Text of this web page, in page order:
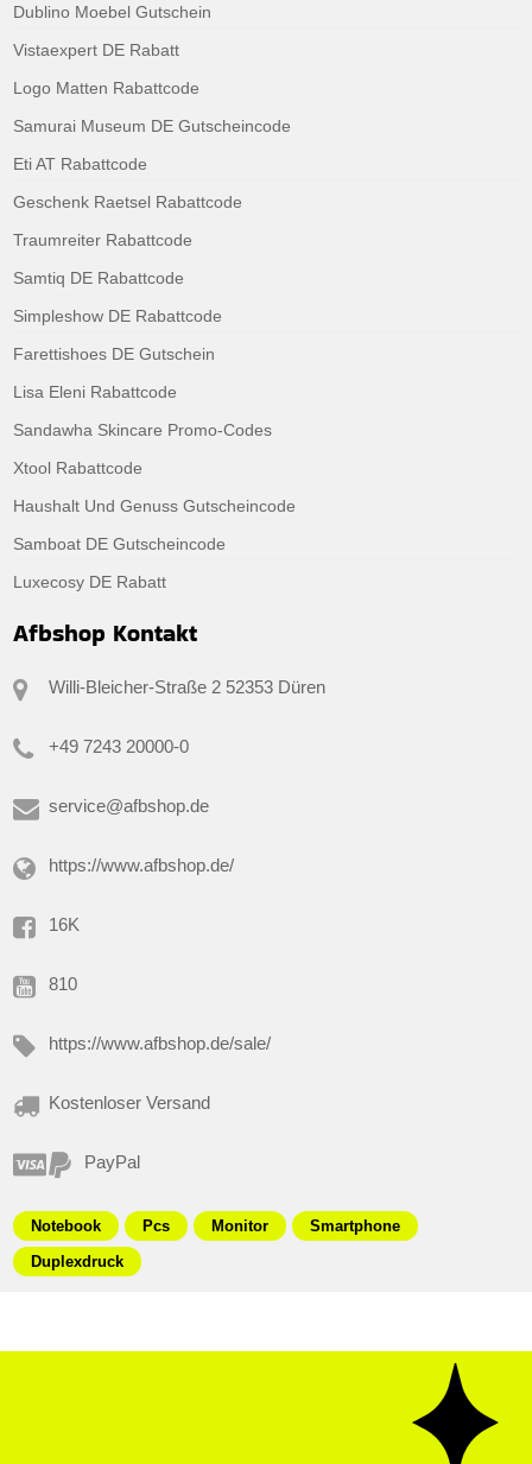
Dublino Moebel Gutschein
Vistaexpert DE Rabatt
Logo Matten Rabattcode
Samurai Museum DE Gutscheincode
Eti AT Rabattcode
Geschenk Raetsel Rabattcode
Traumreiter Rabattcode
Samtiq DE Rabattcode
Simpleshow DE Rabattcode
Farettishoes DE Gutschein
Lisa Eleni Rabattcode
Sandawha Skincare Promo-Codes
Xtool Rabattcode
Haushalt Und Genuss Gutscheincode
Samboat DE Gutscheincode
Luxecosy DE Rabatt
Afbshop Kontakt
Willi-Bleicher-Straße 2 52353 Düren
+49 7243 20000-0
service@afbshop.de
https://www.afbshop.de/
16K
810
https://www.afbshop.de/sale/
Kostenloser Versand
PayPal
Notebook Pcs Monitor
Smartphone
Duplexdruck